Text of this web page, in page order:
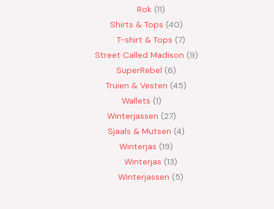
Rok 11
Shirts & Tops 40
T-shirt & Tops 7
Street Called Madison 9
SuperRebel
6
Truien & Vesten 45
Wallets 1
Winterjassen
27
Sjaals & Mutsen 4
Winterjas 19
Winterjas 13
Winterjassen
5